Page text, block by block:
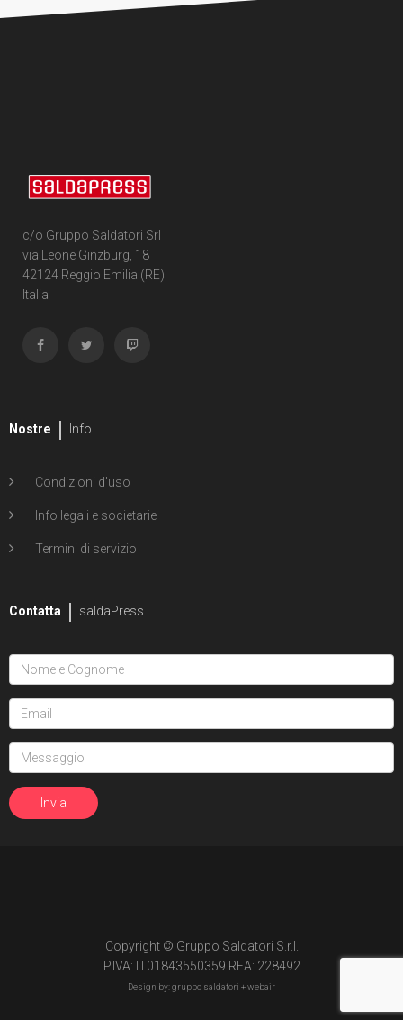
c/o Gruppo Saldatori Srl
via Leone Ginzburg, 18
42124 Reggio Emilia (RE)
Italia
Nostre Info
Condizioni d'uso
Info legali e societarie
Termini di servizio
Contatta saldaPress
Copyright © Gruppo Saldatori S.r.l.
P.IVA: IT01843550359 REA: 228492
Design by: gruppo saldatori +webair